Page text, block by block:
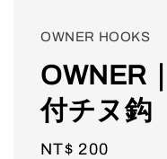
OWNER HOOKS
OWNER
付チヌ鈎
Regular
NT$ 200